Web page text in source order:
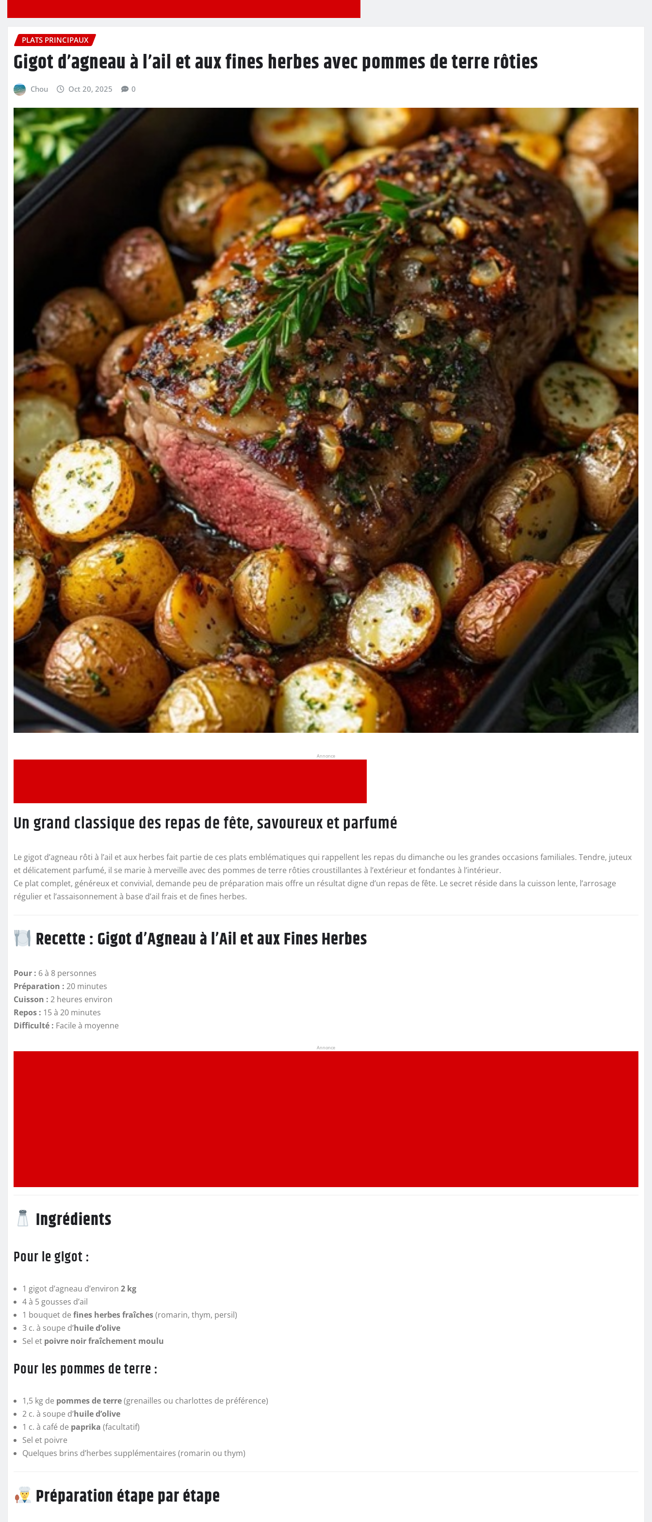
PLATS PRINCIPAUX
Gigot d’agneau à l’ail et aux fines herbes avec pommes de terre rôties
Chou Oct 20, 2025 0
Annonce
Un grand classique des repas de fête, savoureux et parfumé
Le gigot d’agneau rôti à l’ail et aux herbes fait partie de ces plats emblématiques qui rappellent les repas du dimanche ou les grandes occasions familiales. Tendre, juteux
et délicatement parfumé, il se marie à merveille avec des pommes de terre rôties croustillantes à l’extérieur et fondantes à l’intérieur.
Ce plat complet, généreux et convivial, demande peu de préparation mais offre un résultat digne d’un repas de fête. Le secret réside dans la cuisson lente, l’arrosage
régulier et l’assaisonnement à base d’ail frais et de fines herbes.
Recette : Gigot d’Agneau à l’Ail et aux Fines Herbes
Pour : 6 à 8 personnes
Préparation : 20 minutes
Cuisson : 2 heures environ
Repos : 15 à 20 minutes
Difficulté : Facile à moyenne
Annonce
Ingrédients
Pour le gigot :
1 gigot d’agneau d’environ 2 kg
4 à 5 gousses d’ail
1 bouquet de fines herbes fraîches(romarin, thym, persil)
3 c. à soupe d’huile d’olive
Sel et poivre noir fraîchement moulu
Pour les pommes de terre :
1,5 kg de pommes de terre(grenailles ou charlottes de préférence)
2 c. à soupe d’huile d’olive
1 c. à café de paprika (facultatif)
Sel et poivre
Quelques brins d’herbes supplémentaires (romarin ou thym)
Préparation étape par étape